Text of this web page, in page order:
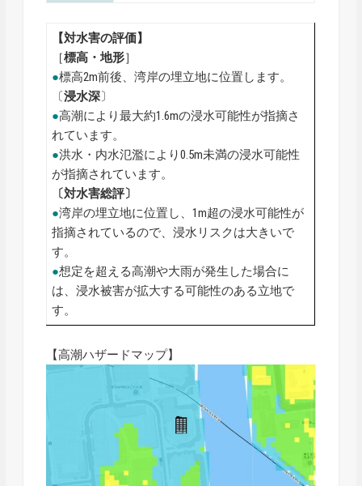
【対水害の評価】
［標高・地形］
●標高2m前後、湾岸の埋立地に位置します。
〔浸水深〕
●高潮により最大約1.6mの浸水可能性が指摘さ
れています。
●洪水・内水氾濫により0.5m未満の浸水可能性
が指摘されています。
〔対水害総評〕
●湾岸の埋立地に位置し、1m超の浸水可能性が
指摘されているので、浸水リスクは大きいで
す。
●想定を超える高潮や大雨が発生した場合に
は、浸水被害が拡大する可能性のある立地で
す。
【高潮ハザードマップ】